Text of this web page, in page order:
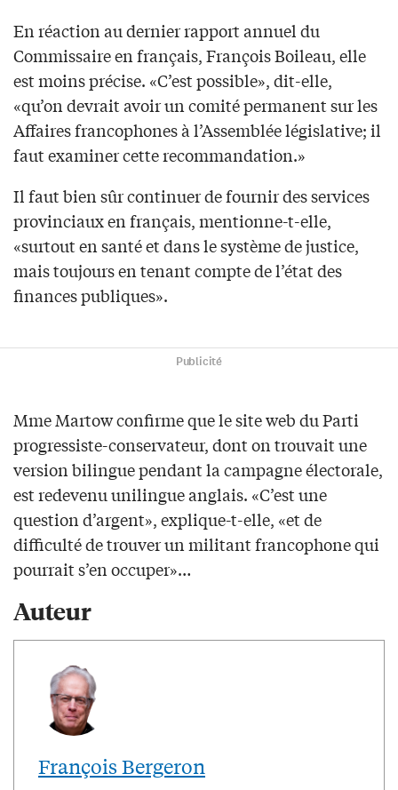
En réaction au dernier rapport annuel du
Commissaire en français, François Boileau, elle
est moins précise. «C’est possible», dit-elle,
«qu’on devrait avoir un comité permanent sur les
Affaires francophones à l’Assemblée législative; il
faut examiner cette recommandation.»
Il faut bien sûr continuer de fournir des services
provinciaux en français, mentionne-t-elle,
«surtout en santé et dans le système de justice,
mais toujours en tenant compte de l’état des
finances publiques».
Publicité
Mme Martow confirme que le site web du Parti
progressiste-conservateur, dont on trouvait une
version bilingue pendant la campagne électorale,
est redevenu unilingue anglais. «C’est une
question d’argent», explique-t-elle, «et de
difficulté de trouver un militant francophone qui
pourrait s’en occuper»…
Auteur
François Bergeron